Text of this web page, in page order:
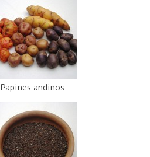
Papines andinos